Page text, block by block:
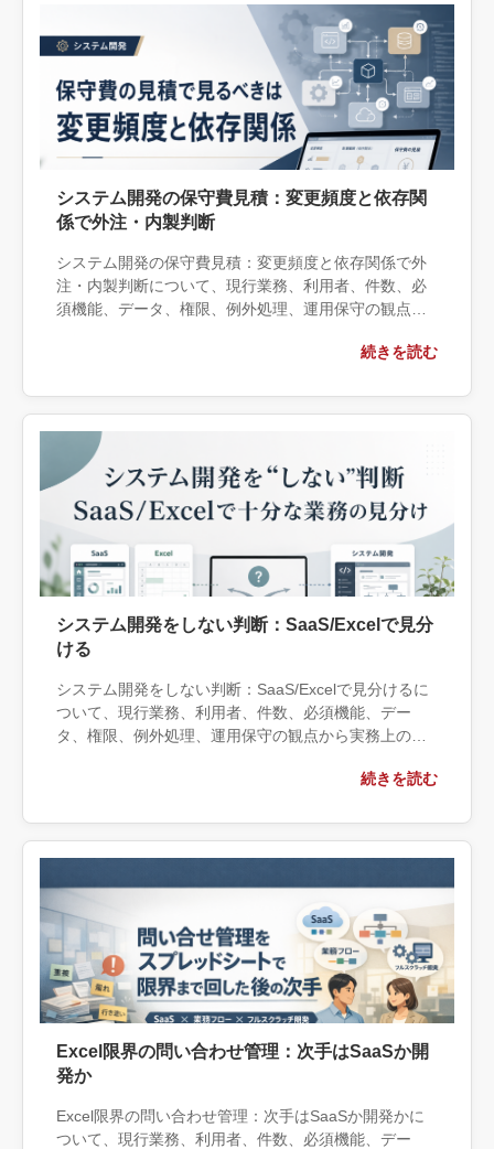
システム開発の保守費見積：変更頻度と依存関
係で外注・内製判断
システム開発の保守費見積：変更頻度と依存関係で外
注・内製判断について、現行業務、利用者、件数、必
須機能、データ、権限、例外処理、運用保守の観点か
範囲と外部へ相談する条件、相談前に用意する情報、
続きを読む
システム開発をしない判断：SaaS/Excelで見分
ける
システム開発をしない判断：SaaS/Excelで見分けるに
ついて、現行業務、利用者、件数、必須機能、デー
タ、権限、例外処理、運用保守の観点から実務上の判
相談する条件、相談前に用意する情報、依頼後に確認
続きを読む
Excel限界の問い合わせ管理：次手はSaaSか開
発か
Excel限界の問い合わせ管理：次手はSaaSか開発かに
ついて、現行業務、利用者、件数、必須機能、デー